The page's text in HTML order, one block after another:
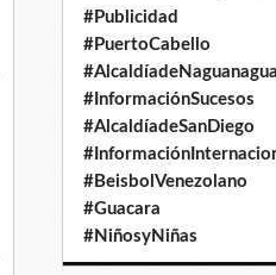
#Publicidad
#PuertoCabello
#AlcaldíadeNaguanagua
#InformaciónSucesos
#AlcaldíadeSanDiego
#BeisbolVenezolano
#Guacara
#NiñosyNiñas